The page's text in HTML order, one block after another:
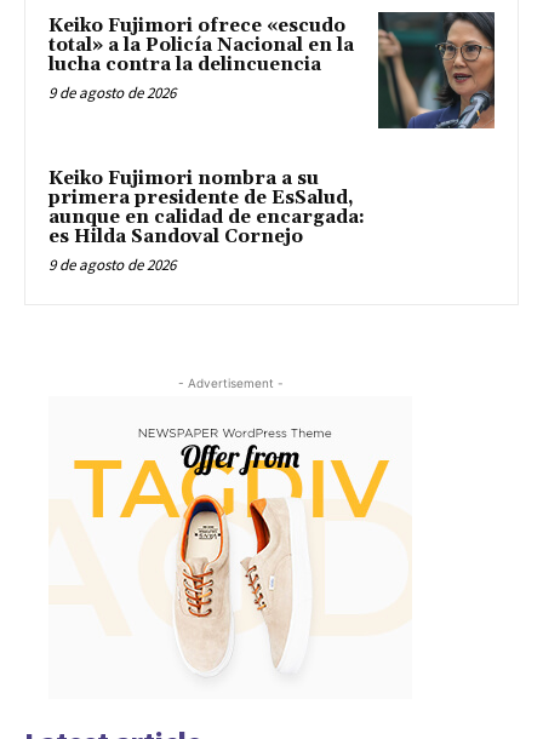
Keiko Fujimori ofrece «escudo
total» a la Policía Nacional en la
lucha contra la delincuencia
9 de agosto de 2026
Keiko Fujimori nombra a su
primera presidente de EsSalud,
aunque en calidad de encargada:
es Hilda Sandoval Cornejo
9 de agosto de 2026
- Advertisement -